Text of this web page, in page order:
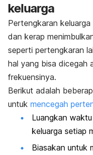
keluarga
Pertengkaran
dan kerap
seperti pertengkaran
hal yang bisa dicegah
frekuensinya.
Berikut adalah
untuk mencegah
Luangkan
keluarga setiap
Biasakan untuk